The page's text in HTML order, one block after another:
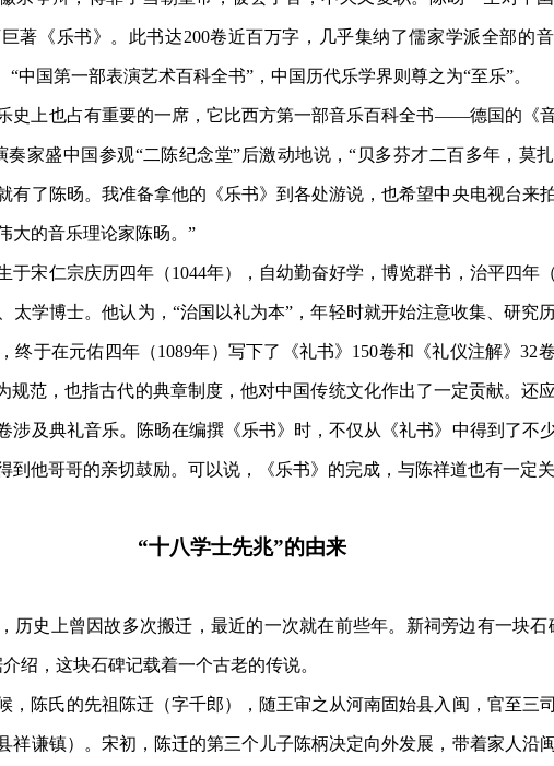
著《乐书》。此书达200卷近百万字，几乎集纳了儒家学派全部的
“中国第一部表演艺术百科全书”，中国历代乐学界则尊之为“至乐”。
史上也占有重要的一席，它比西方第一部音乐百科全书——德国的《音
奏家盛中国参观“二陈纪念堂”后激动地说，“贝多芬才二百多年，莫
有了陈旸。我准备拿他的《乐书》到各处游说，也希望中央电视台来
大的音乐理论家陈旸。”
于宋仁宗庆历四年（1044年），自幼勤奋好学，博览群书，治平四年
太学博士。他认为，“治国以礼为本”，年轻时就开始注意收集、研究
终于在元佑四年（1089年）写下了《礼书》150卷和《礼仪注解》32
规范，也指古代的典章制度，他对中国传统文化作出了一定贡献。还
涉及典礼音乐。陈旸在编撰《乐书》时，不仅从《礼书》中得到了不
到他哥哥的亲切鼓励。可以说，《乐书》的完成，与陈祥道也有一定关
“十八学士先兆”的由来
历史上曾因故多次搬迁，最近的一次就在前些年。新祠旁边有一块石
绍，这块石碑记载着一个古老的传说。
，陈氏的先祖陈迁（字千郎），随王审之从河南固始县入闽，官至三
祥谦镇）。宋初，陈迁的第三个儿子陈柄决定向外发展，带着家人沿